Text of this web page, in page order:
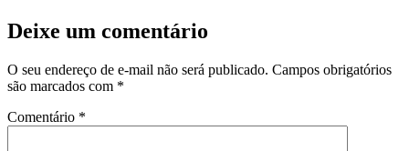
Deixe um comentário
O seu endereço de e-mail não será publicado. Campos obrigatórios
são marcados com *
Comentário *